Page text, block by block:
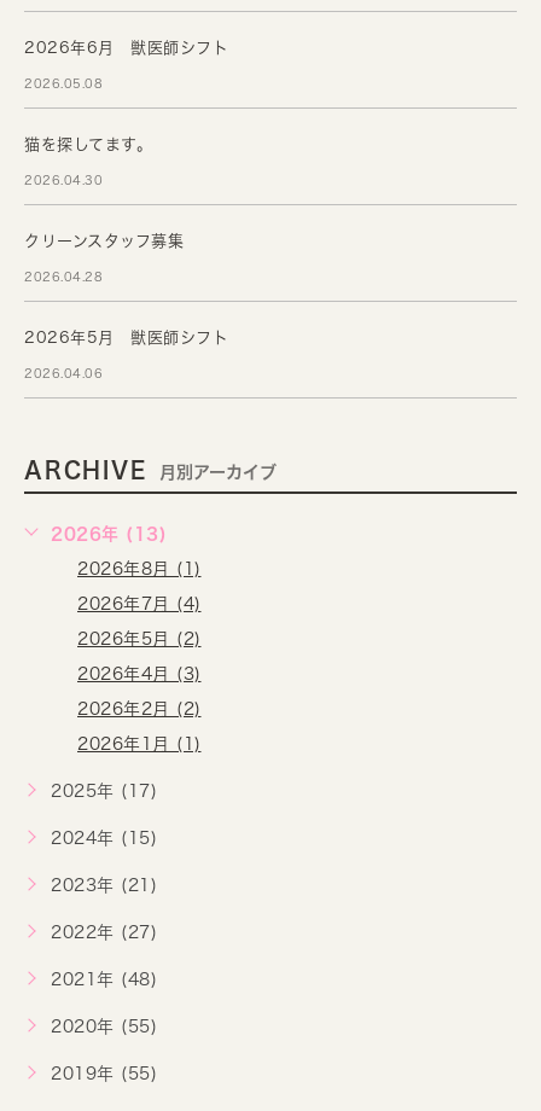
2026年6月 獣医師シフト
2026.05.08
猫を探してます。
2026.04.30
クリーンスタッフ募集
2026.04.28
2026年5月 獣医師シフト
2026.04.06
ARCHIVE 月別アーカイブ
2026年 (13)
2026年8月 (1)
2026年7月 (4)
2026年5月 (2)
2026年4月 (3)
2026年2月 (2)
2026年1月 (1)
2025年 (17)
2024年 (15)
2023年 (21)
2022年 (27)
2021年 (48)
2020年 (55)
2019年 (55)